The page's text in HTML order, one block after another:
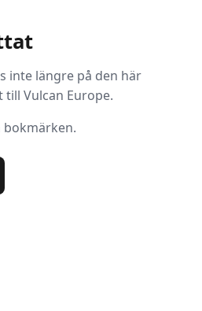
inte längre på den här
Vulcan Europe.
bokmärken.